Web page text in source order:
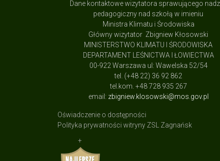
Dane kontaktowe wizytatora sprawującego
pedagogiczny nad szkołą w imieniu
Ministra Klimatu i Środowiska
Główny wizytator Zbigniew Kłosowski
MINISTERSTWO KLIMATU I ŚRODOWISKA
DEPARTAMENT LEŚNICTWA I ŁOWIECTWA
00-922 Warszawa ul: Wawelska 52/54
tel. (+48 22) 36 92 862
tel.kom. +48 728 935 267
email: zbigniew.klosowski@mos.gov.pl
Oświadczenie o dostępności
Polityka prywatności witryny ZSL Zagnańsk
+